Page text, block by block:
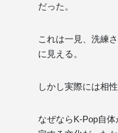
だった。
これは一見、洗練
に見える。
しかし実際には相
なぜならK-Pop自体